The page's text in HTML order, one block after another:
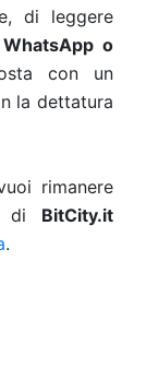
di leggere
WhatsApp o
con un
la dettatura
rimanere
di BitCity.it
.